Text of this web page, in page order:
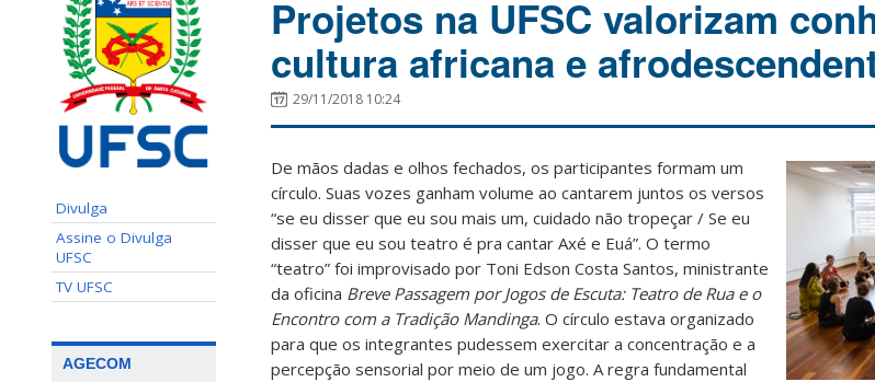
Divulga
Assine o Divulga
UFSC
TV UFSC
AGECOM
Projetos na UFSC valorizam
cultura africana e
29/11/2018 10:24
De mãos dadas e olhos fechados, os participantes formam um
círculo. Suas vozes ganham volume ao cantarem juntos os versos
“se eu disser que eu sou mais um, cuidado não tropeçar / Se eu
disser que eu sou teatro é pra cantar Axé e Euá”. O termo
“teatro” foi improvisado por Toni Edson Costa Santos, ministrante
da oficina Breve Passagem por Jogos de Escuta: Teatro de Rua e o
Encontro com a Tradição Mandinga. O círculo estava organizado
para que os integrantes pudessem exercitar a concentração e a
percepção sensorial por meio de um jogo. A regra fundamental